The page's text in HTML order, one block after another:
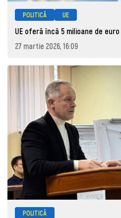
POLITICĂ UE
UE oferă încă 5 milioane de
27 martie 2026, 16:09
POLITICĂ